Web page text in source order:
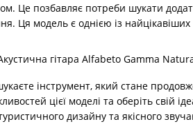
Це позбавляє потреби шукати
Ця модель є однією із
інструмент, який стане
цієї моделі та оберіть свій
дизайну та якісного